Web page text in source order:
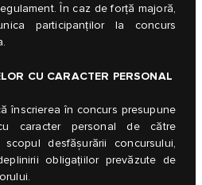
În caz de forță majoră,
participanților la concurs
CU CARACTER PERSONAL
înscrierea în concurs presupune
caracter personal de către
desfășurării concursului,
obligațiilor prevăzute de